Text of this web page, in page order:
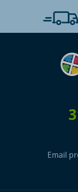
Email